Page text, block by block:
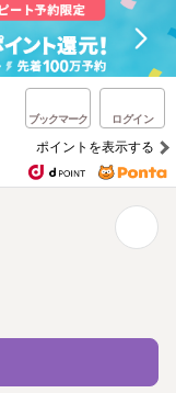
ブックマーク ログイン
ポイントを表示する